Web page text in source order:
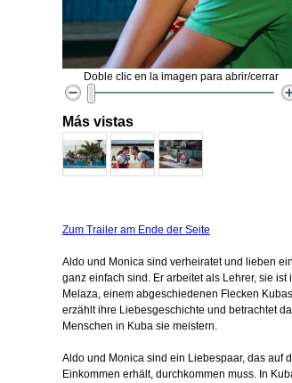
Doble clic en la imagen para abrir/cerrar
Más vistas
Zum Trailer am Ende der Seite
Aldo und Monica sind verheiratet und lieben
ganz einfach sind. Er arbeitet als Lehrer, sie
Melaza, einem abgeschiedenen Flecken
erzählt ihre Liebesgeschichte und betrachtet
Menschen in Kuba sie meistern.
Aldo und Monica sind ein Liebespaar, das auf
Einkommen erhält, durchkommen muss. In